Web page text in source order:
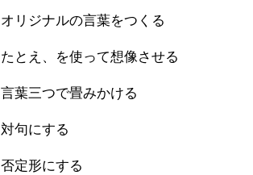
オリジナルの言葉をつくる
たとえ、を使って想像させる
言葉三つで畳みかける
対句にする
否定形にする